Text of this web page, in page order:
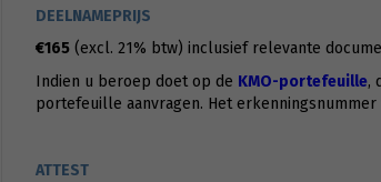
DEELNAMEPRIJS
€165(excl. 21% btw) inclusief relevante
Indien u beroep doet op de KMO-portefeuille,
portefeuille aanvragen. Het erkenningsnummer
ATTEST